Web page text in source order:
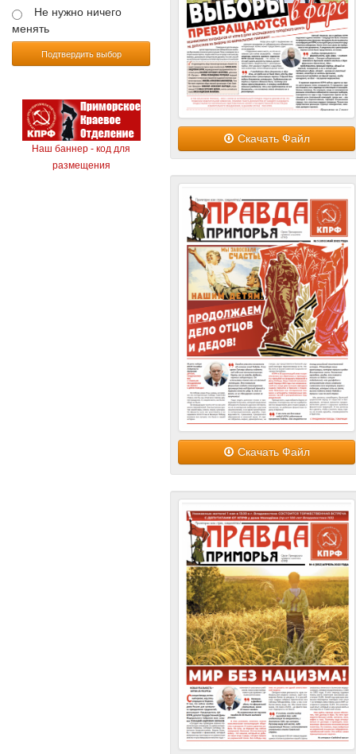
Не нужно ничего
менять
Подтвердить выбор
Наш баннер - код для
размещения
Скачать Файл
Скачать Файл